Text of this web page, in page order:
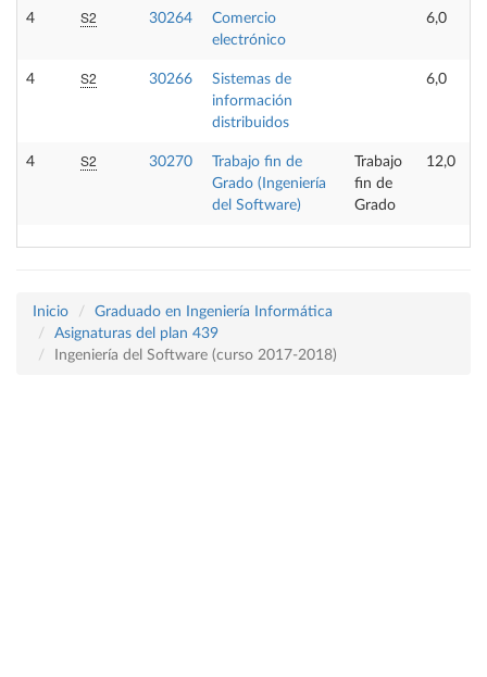
4 S2 30264
Comercio
electrónico
6,0
4 S2 30266
Sistemas de
información
distribuidos
6,0
4 S2 30270
Trabajo fin de
Grado (Ingeniería
del Software)
Trabajo
fin de
Grado
12,0
Inicio
Graduado en Ingeniería Informática
Asignaturas del plan 439
Ingeniería del Software (curso 2017-2018)